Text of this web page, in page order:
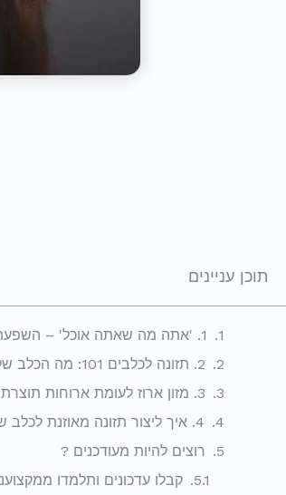
תוכן עניינים
1. 'אתה מה שאתה אוכל' – השפעת הדיאטה על בריאות הכלב שלך
2. תזונה לכלבים 101: מה הכלב שלך באמת צריך?
3. מזון ארוז לעומת ארוחות תוצרת בית: מה עדיף עבור הכלב שלך?
4. איך ליצור תזונה מאוזנת לכלב שלך: טיפים וטריקים
רוצים להיות מעודכנים ?
קבלו עדכונים ותלמדו